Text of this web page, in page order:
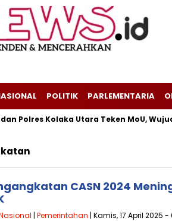
POLITIK PARLEMENTARIA
Polres Kolaka Utara Teken MoU,
CASN 2024
| Pemerintahan | Kamis, 17 April 2025 -